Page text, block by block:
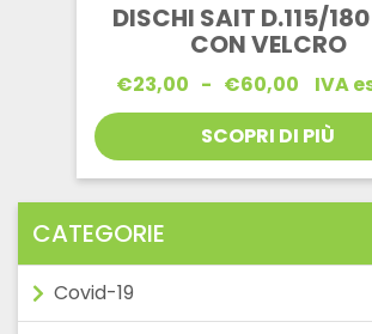
DISCHI SAIT D.115/
CON VELCRO
€23,00 - €60,00Fascia
di
prezzo:
da
€23,00
a
€60,00
IVA
SCOPRI DI PIÙ
CATEGORIE
Covid-19